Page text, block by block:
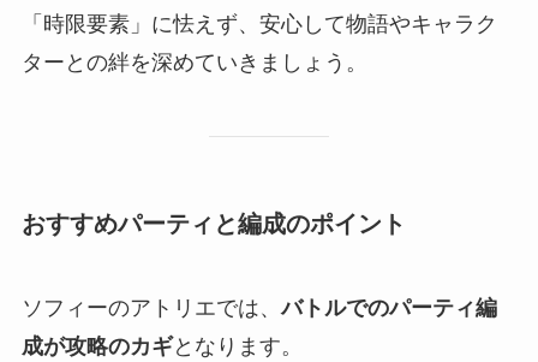
「時限要素」に怯えず、安心して物語やキャラク
ターとの絆を深めていきましょう。
おすすめパーティと編成のポイント
ソフィーのアトリエでは、バトルでのパーティ編
成が攻略のカギとなります。